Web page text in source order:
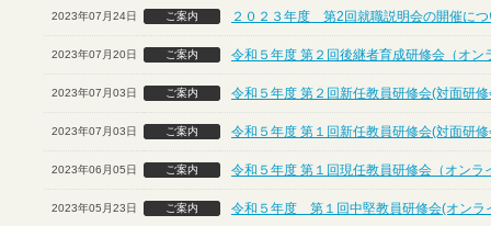
2023年07月24日 ご案内 ２０２３年度 第2回就職説明会の開催に
2023年07月20日 ご案内 令和５年度 第２回後継者育成研修会（オン
2023年07月03日 ご案内 令和５年度 第２回新任教員研修会(対面研
2023年07月03日 ご案内 令和５年度 第１回新任教員研修会(対面研
2023年06月05日 ご案内 令和５年度 第１回現任教員研修会（オンラ
2023年05月23日 ご案内 令和５年度 第１回中堅教員研修会(オンラ